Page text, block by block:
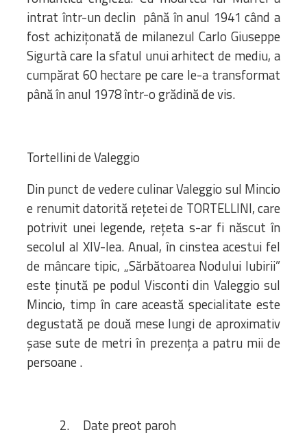
intrat într-un declin până în anul 1941 când a
fost achizițonată de milanezul Carlo Giuseppe
Sigurtà care la sfatul unui arhitect de mediu, a
cumpărat 60 hectare pe care le-a transformat
până în anul 1978 într-o grădină de vis.
Tortellini de Valeggio
Din punct de vedere culinar Valeggio sul Mincio
e renumit datorită rețetei de TORTELLINI, care
potrivit unei legende, rețeta s-ar fi născut în
secolul al XIV-lea. Anual, în cinstea acestui fel
de mâncare tipic, „Sărbătoarea Nodului Iubirii”
este ținută pe podul Visconti din Valeggio sul
Mincio, timp în care această specialitate este
degustată pe două mese lungi de aproximativ
șase sute de metri în prezența a patru mii de
persoane .
2. Date preot paroh